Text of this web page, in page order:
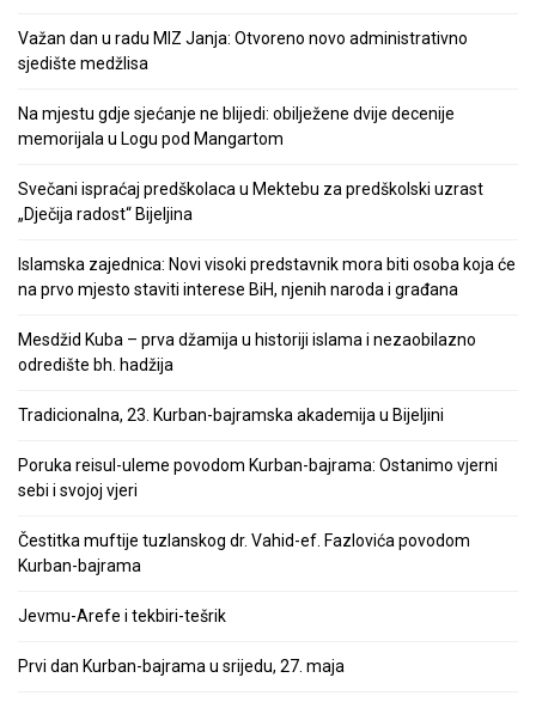
Važan dan u radu MIZ Janja: Otvoreno novo administrativno
sjedište medžlisa
Na mjestu gdje sjećanje ne blijedi: obilježene dvije decenije
memorijala u Logu pod Mangartom
Svečani ispraćaj predškolaca u Mektebu za predškolski uzrast
„Dječija radost“ Bijeljina
Islamska zajednica: Novi visoki predstavnik mora biti osoba koja će
na prvo mjesto staviti interese BiH, njenih naroda i građana
Mesdžid Kuba – prva džamija u historiji islama i nezaobilazno
odredište bh. hadžija
Tradicionalna, 23. Kurban-bajramska akademija u Bijeljini
Poruka reisul-uleme povodom Kurban-bajrama: Ostanimo vjerni
sebi i svojoj vjeri
Čestitka muftije tuzlanskog dr. Vahid-ef. Fazlovića povodom
Kurban-bajrama
Jevmu-Arefe i tekbiri-tešrik
Prvi dan Kurban-bajrama u srijedu, 27. maja